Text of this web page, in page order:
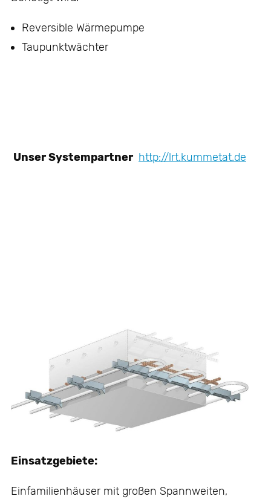
Reversible Wärmepumpe
Taupunktwächter
Unser Systempartner http://lrt.kummetat.de
Einsatzgebiete:
Einfamilienhäuser mit großen Spannweiten,